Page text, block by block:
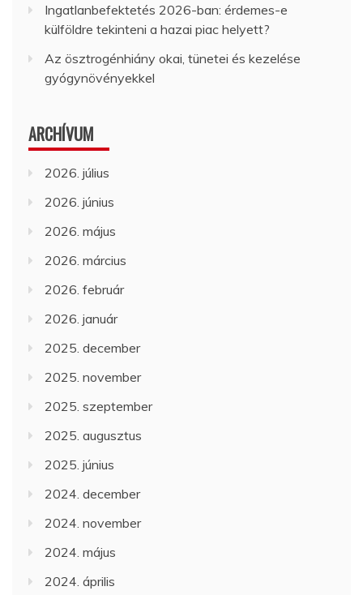
Ingatlanbefektetés 2026-ban: érdemes-e
külföldre tekinteni a hazai piac helyett?
Az ösztrogénhiány okai, tünetei és kezelése
gyógynövényekkel
ARCHÍVUM
2026. július
2026. június
2026. május
2026. március
2026. február
2026. január
2025. december
2025. november
2025. szeptember
2025. augusztus
2025. június
2024. december
2024. november
2024. május
2024. április